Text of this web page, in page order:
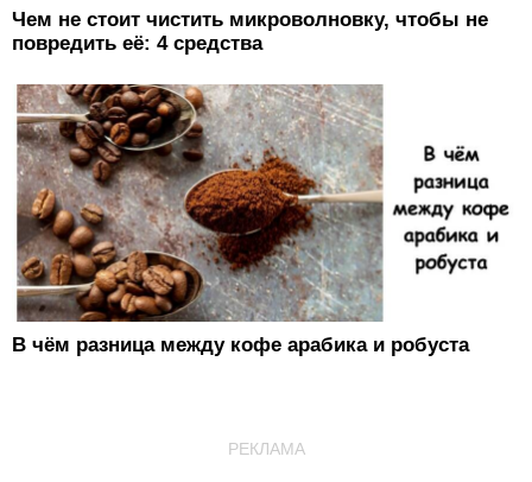
Чем не стоит чистить микроволновку, чтобы не
повредить её: 4 средства
В чём разница между кофе арабика и робуста
РЕКЛАМА